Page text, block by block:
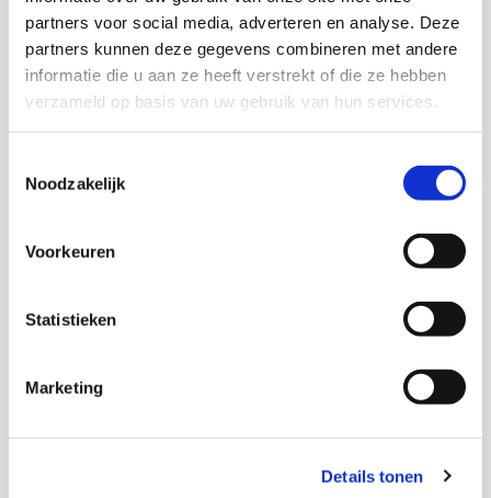
partners voor social media, adverteren en analyse. Deze
partners kunnen deze gegevens combineren met andere
informatie die u aan ze heeft verstrekt of die ze hebben
verzameld op basis van uw gebruik van hun services.
Noodzakelijk
Voorkeuren
Statistieken
Marketing
Details tonen
Onderzoekers